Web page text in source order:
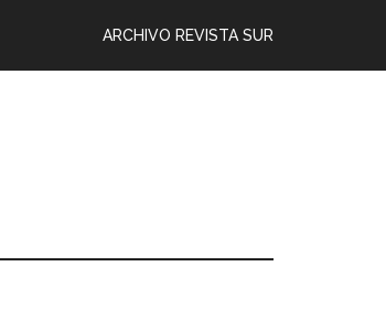
ARCHIVO REVISTA SUR